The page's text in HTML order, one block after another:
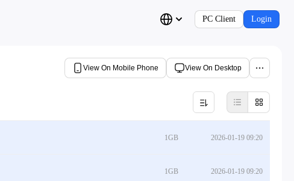
PC Client Login
View On Mobile Phone View On Desktop
1GB 2026-01-19 09:20
1GB 2026-01-19 09:20